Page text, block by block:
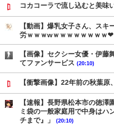
コカコーラで流し込むと美味
【動画】爆乳女子さん、ス
労ｗｗｗwｗｗｗｗｗｗｗｗ❤
【画像】セクシー女優・伊
てファンサービス (20:10)
【衝撃画像】22年前の秋葉
【速報】長野県松本市の徳
ミ袋の一般家庭用で中身はハ
チまで』」
(20:10)